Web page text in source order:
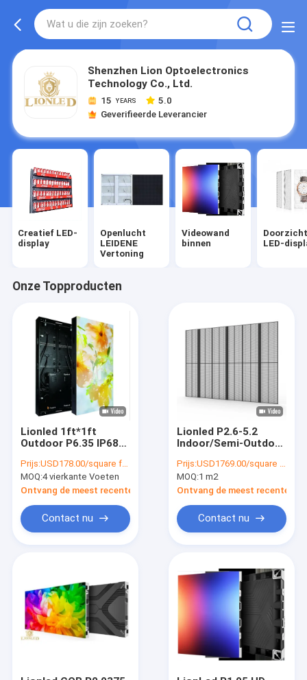
Shenzhen Lion Optoelectronics
Technology Co., Ltd.
15 YEARS
5.0
Geverifieerde Leverancier
Creatief LED-
display
Openlucht
LEIDENE
Vertoning
Videowand
binnen
LED-
Onze Topproducten
Lionled 1ft*1ft
Outdoor P6.35 IP68
reclame
Prijs:USD178.00/square feet
MOQ:4 vierkante Voeten
Ontvang de meest recente Prijs
Contact nu
Lionled P2.6-5.2
Indoor/Semi-Outdoor
Display Voor glazen
ramen Voor
winkels/reclame
Prijs:USD1769.00/square meters
MOQ:1 m2
Ontvang de meest recente
Contact nu